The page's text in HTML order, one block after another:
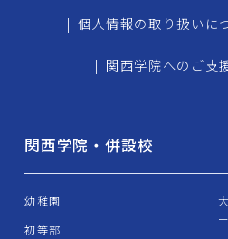
| 個人情報の取り扱いに
| 関西学院へのご支
関西学院・併設校
幼稚園
初等部